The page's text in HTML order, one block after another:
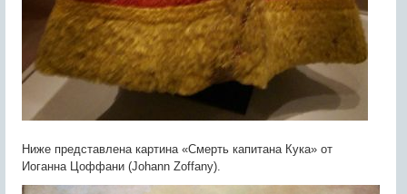
Ниже представлена картина «Смерть капитана Кука» от
Иоганна Цоффани (Johann Zoffany).